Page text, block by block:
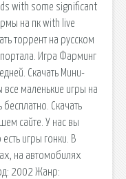
with some significant
на пк with live
торрент на русском
Игра Фарминг
Скачать Мини-
все маленькие игры на
Скачать
сайте. У нас вы
игры гонки. В
на автомобилях
2002 Жанр: